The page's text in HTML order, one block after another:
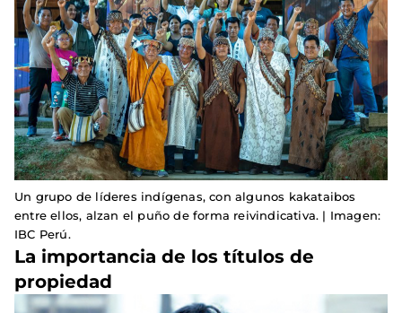
Un grupo de líderes indígenas, con algunos kakataibos
entre ellos, alzan el puño de forma reivindicativa. | Imagen:
IBC Perú.
La importancia de los títulos de
propiedad